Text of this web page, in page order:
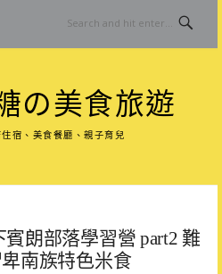
の美食旅遊
宿、美食餐廳、親子育兒
賓朗部落學習營 part2 難
南族特色米食